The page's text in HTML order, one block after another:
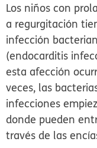
Los niños con
a regurgitación
infección
(endocarditis
esta afección
veces, las
infecciones
donde pueden
través de las